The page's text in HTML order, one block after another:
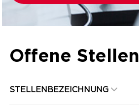
Offene Stellen
STELLENBEZEICHNUNG